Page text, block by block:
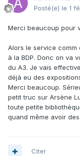
Posté(e) le 1
Merci beaucoup pour
Alors le service comm
à la BDP. Donc on va
du A3. Je vais
déjà eu des
Merci beaucoup.
petit truc sur Arsène
toute petite
quand même avoir
Citer